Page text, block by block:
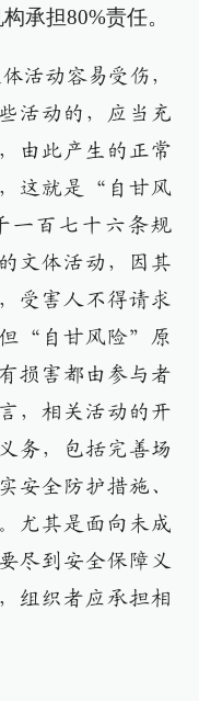
承担80%责任。
活动容易受伤，
活动的，应当充
由此产生的正常
这就是“自甘风
一百七十六条规
文体活动，因其
受害人不得请求
但“自甘风险”原
损害都由参与者
，相关活动的开
务，包括完善场
安全防护措施、
尤其是面向未成
尽到安全保障义
组织者应承担相